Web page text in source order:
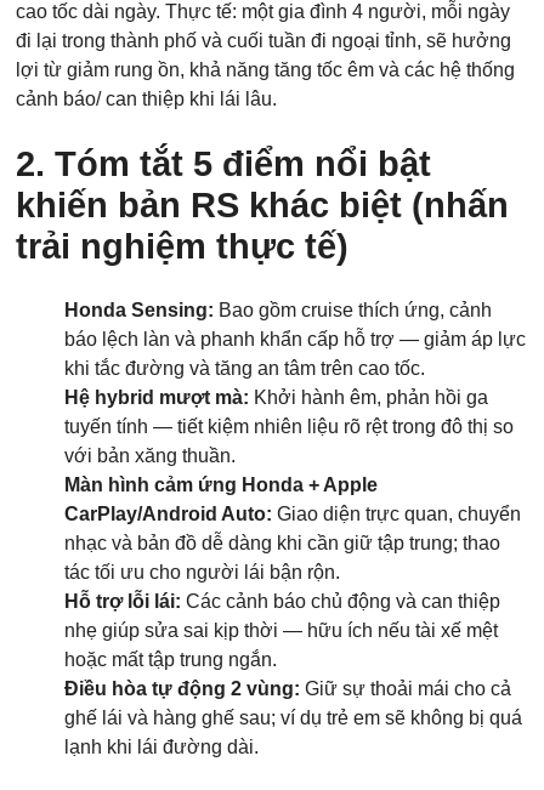
cao tốc dài ngày. Thực tế: một gia đình 4 người, mỗi ngày
đi lại trong thành phố và cuối tuần đi ngoại tỉnh, sẽ hưởng
lợi từ giảm rung ồn, khả năng tăng tốc êm và các hệ thống
cảnh báo/ can thiệp khi lái lâu.
2. Tóm tắt 5 điểm nổi bật
khiến bản RS khác biệt (nhấn
trải nghiệm thực tế)
Honda Sensing: Bao gồm cruise thích ứng, cảnh
báo lệch làn và phanh khẩn cấp hỗ trợ — giảm áp lực
khi tắc đường và tăng an tâm trên cao tốc.
Hệ hybrid mượt mà: Khởi hành êm, phản hồi ga
tuyến tính — tiết kiệm nhiên liệu rõ rệt trong đô thị so
với bản xăng thuần.
Màn hình cảm ứng Honda + Apple
CarPlay/Android Auto: Giao diện trực quan, chuyển
nhạc và bản đồ dễ dàng khi cần giữ tập trung; thao
tác tối ưu cho người lái bận rộn.
Hỗ trợ lỗi lái: Các cảnh báo chủ động và can thiệp
nhẹ giúp sửa sai kịp thời — hữu ích nếu tài xế mệt
hoặc mất tập trung ngắn.
Điều hòa tự động 2 vùng: Giữ sự thoải mái cho cả
ghế lái và hàng ghế sau; ví dụ trẻ em sẽ không bị quá
lạnh khi lái đường dài.